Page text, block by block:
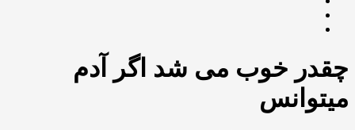
چقدر خوب می شد اگر آدم
میتوانس